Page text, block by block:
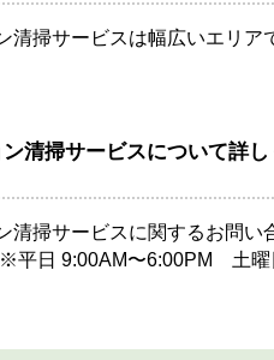
清掃サービスは幅広いエリア
清掃サービスについて詳
清掃サービスに関するお問い
平日 9:00AM〜6:00PM 土曜